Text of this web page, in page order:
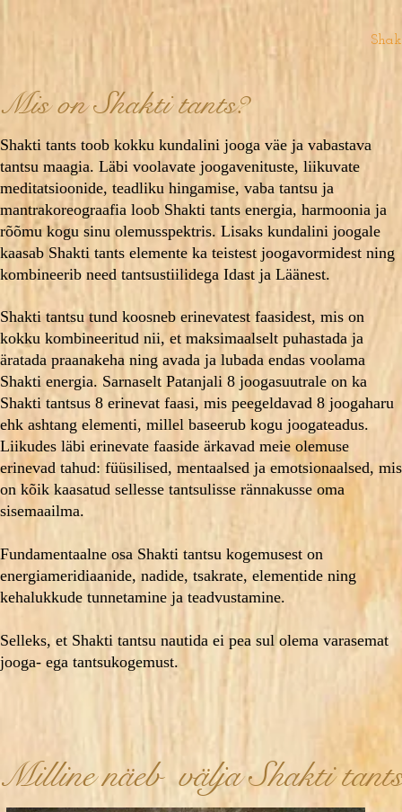
Mis on Shakti tants?
Shakti tants toob kokku kundalini jooga väe ja vabastava
tantsu maagia. Läbi voolavate joogavenituste, liikuvate
meditatsioonide, teadliku hingamise, vaba tantsu ja
mantrakoreograafia loob Shakti tants energia, harmoonia ja
rõõmu kogu sinu olemusspektris. Lisaks kundalini joogale
kaasab Shakti tants elemente ka teistest joogavormidest ning
kombineerib need tantsustiilidega Idast ja Läänest.
Shakti tantsu tund koosneb erinevatest faasidest, mis on
kokku kombineeritud nii, et maksimaalselt puhastada ja
äratada praanakeha ning avada ja lubada endas voolama
Shakti energia. Sarnaselt Patanjali 8 joogasuutrale on ka
Shakti tantsus 8 erinevat faasi, mis peegeldavad 8 joogaharu
ehk ashtang elementi, millel baseerub kogu joogateadus.
Liikudes läbi erinevate faaside ärkavad meie olemuse
erinevad tahud: füüsilised, mentaalsed ja emotsionaalsed, mis
on kõik kaasatud sellesse tantsulisse rännakusse oma
sisemaailma.
Fundamentaalne osa Shakti tantsu kogemusest on
energiameridiaanide, nadide, tsakrate, elementide ning
kehalukkude tunnetamine ja teadvustamine.
​Selleks, et Shakti tantsu nautida ei pea sul olema varasemat
jooga- ega tantsukogemust.
Milline näeb välja Shakti